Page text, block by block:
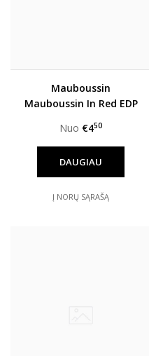
Mauboussin
Mauboussin In Red EDP
Nuo €450
DAUGIAU
Į NORŲ SĄRAŠĄ